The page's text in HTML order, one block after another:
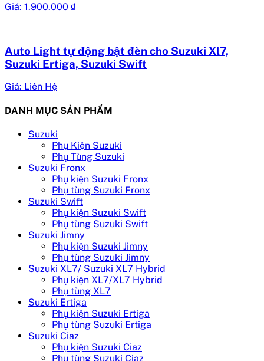
Giá: 1.900.000 ₫
Auto Light tự động bật đèn cho Suzuki Xl7,
Suzuki Ertiga, Suzuki Swift
Giá: Liên Hệ
DANH MỤC SẢN PHẨM
Suzuki
Phụ Kiện Suzuki
Phụ Tùng Suzuki
Suzuki Fronx
Phụ kiện Suzuki Fronx
Phụ tùng Suzuki Fronx
Suzuki Swift
Phụ kiện Suzuki Swift
Phụ tùng Suzuki Swift
Suzuki Jimny
Phụ kiện Suzuki Jimny
Phụ tùng Suzuki Jimny
Suzuki XL7/ Suzuki XL7 Hybrid
Phụ kiện XL7/XL7 Hybrid
Phụ tùng XL7
Suzuki Ertiga
Phụ kiện Suzuki Ertiga
Phụ tùng Suzuki Ertiga
Suzuki Ciaz
Phụ kiện Suzuki Ciaz
Phụ tùng Suzuki Ciaz